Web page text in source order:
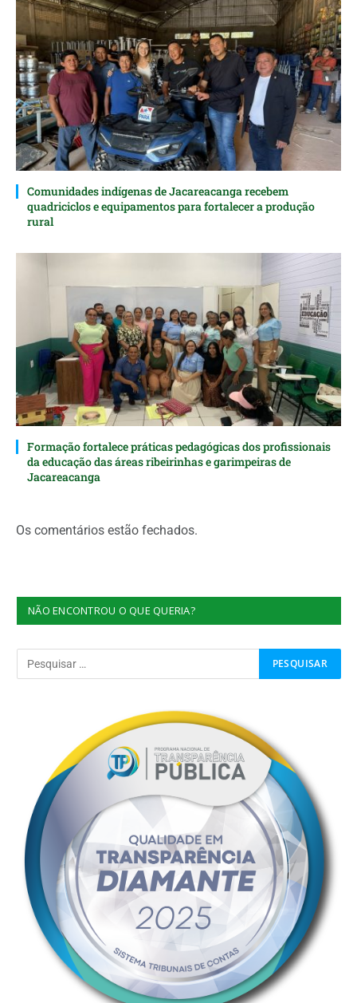
Comunidades indígenas de Jacareacanga recebem
quadriciclos e equipamentos para fortalecer a produção
rural
Formação fortalece práticas pedagógicas dos profissionais
da educação das áreas ribeirinhas e garimpeiras de
Jacareacanga
Os comentários estão fechados.
NÃO ENCONTROU O QUE QUERIA?